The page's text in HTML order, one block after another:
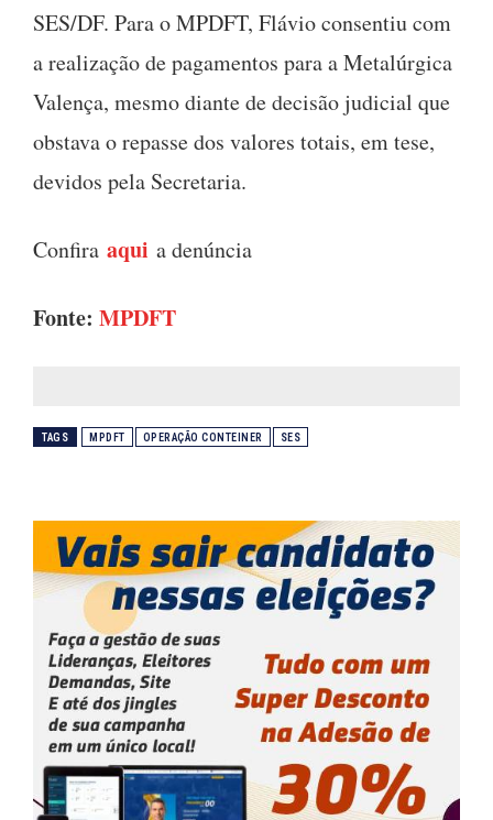
SES/DF. Para o MPDFT, Flávio consentiu com
a realização de pagamentos para a Metalúrgica
Valença, mesmo diante de decisão judicial que
obstava o repasse dos valores totais, em tese,
devidos pela Secretaria.
Confira aqui a denúncia
Fonte: MPDFT
TAGS MPDFT OPERAÇÃO CONTEINER SES